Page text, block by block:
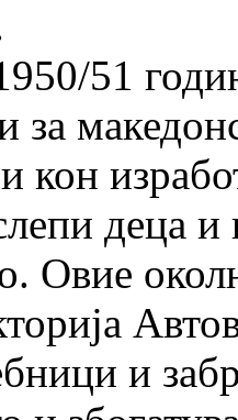
51
за
кон
деца и
Овие
и